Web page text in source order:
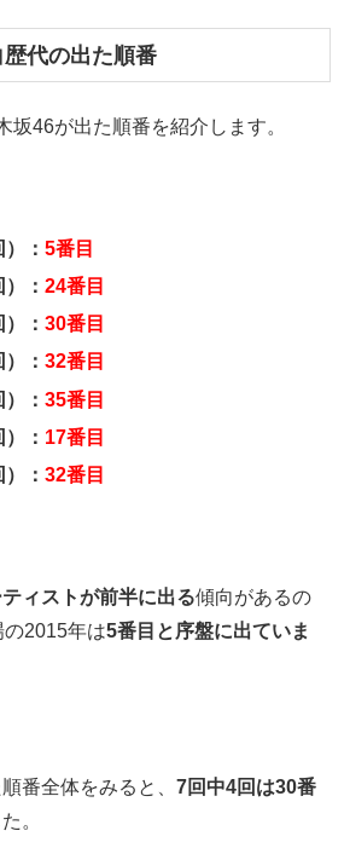
代の出た順番
坂46が出た順番を紹介します。
）：5番目
）：24番目
）：30番目
）：32番目
）：35番目
： 17番目
）：32番目
ィストが前半に出る傾向があるの
2015年は5番目と序盤に出ていま
番全体をみると、 7回中4回は30番
。